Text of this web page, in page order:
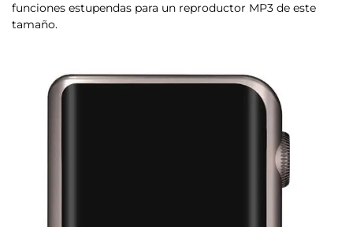
funciones estupendas para un reproductor MP3 de este
tamaño.